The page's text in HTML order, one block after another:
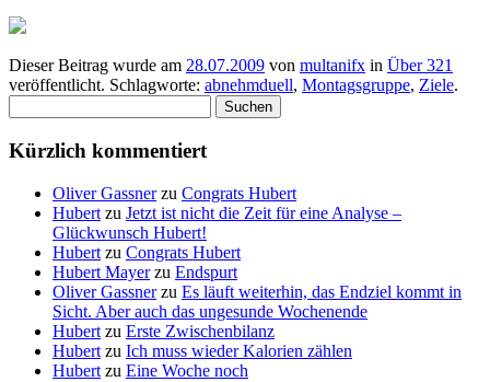
Dieser Beitrag wurde am 28.07.2009 von multanifx in Über 321
veröffentlicht. Schlagworte: abnehmduell, Montagsgruppe, Ziele.
nach:
Kürzlich kommentiert
Oliver Gassnerzu Congrats Hubert
Hubert zu Jetzt ist nicht die Zeit für eine Analyse –
Glückwunsch Hubert!
Hubert zu Congrats Hubert
Hubert Mayerzu Endspurt
Oliver Gassnerzu Es läuft weiterhin, das Endziel kommt in
Sicht. Aber auch das ungesunde Wochenende
Hubert zu Erste Zwischenbilanz
Hubert zu Ich muss wieder Kalorien zählen
Hubert zu Eine Woche noch